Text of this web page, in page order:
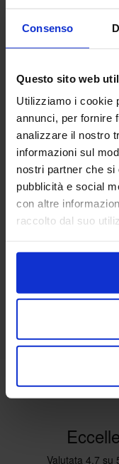
Consenso
Questo sito web
Utilizziamo i cookie
annunci, per fornire
analizzare il nostro
informazioni sul
nostri partner che si
pubblicità e social
con altre
raccolto dal suo
Riviera
Trapuntino In
109,90 € Da 77,00€
Colori disponibili